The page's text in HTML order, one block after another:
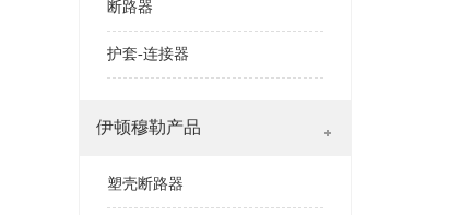
断路器
护套-连接器
伊顿穆勒产品
塑壳断路器